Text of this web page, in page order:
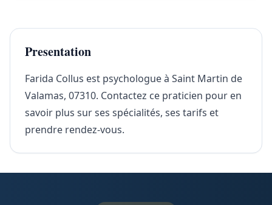
Presentation
Farida Collus est psychologue à Saint Martin de
Valamas, 07310. Contactez ce praticien pour en
savoir plus sur ses spécialités, ses tarifs et
prendre rendez-vous.